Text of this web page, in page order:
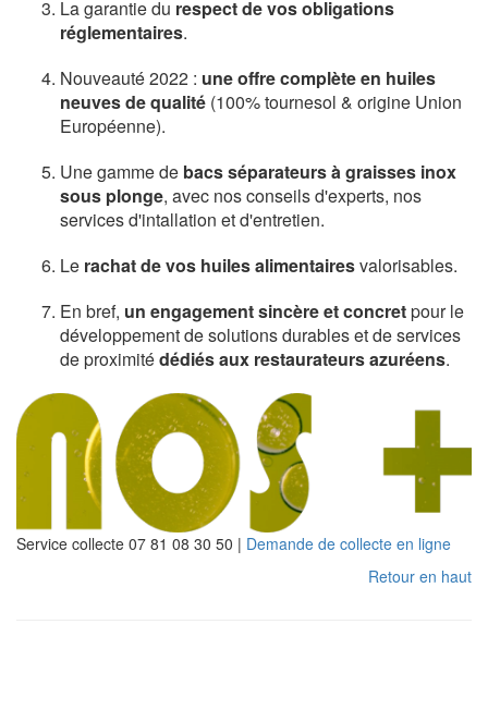
La garantie du respect de vos obligations
réglementaires.
Nouveauté 2022 : une offre complète en huiles
neuves de qualité (100% tournesol & origine Union
Européenne).
Une gamme de bacs séparateurs à graisses inox
sous plonge, avec nos conseils d'experts, nos
services d'intallation et d'entretien.
Le rachat de vos huiles alimentairesvalorisables.
En bref, un engagement sincère et concretpour le
développement de solutions durables et de services
de proximitédédiés aux restaurateurs azuréens.
Service collecte 07 81 08 30 50 | Demande de collecte en ligne
Retour en haut